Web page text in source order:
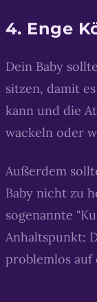
4. Enge
Dein Baby
sitzen, damit
kann und die
wackeln oder
Außerdem
Baby nicht zu
sogenannte
Anhaltspunkt:
problemlos auf